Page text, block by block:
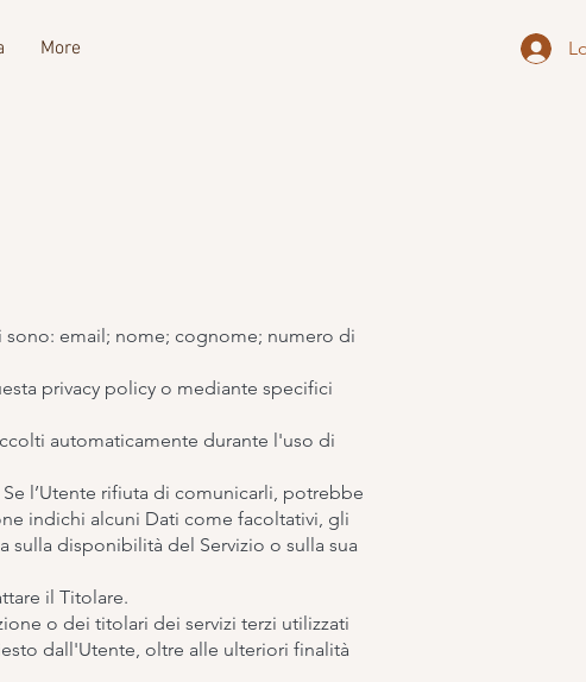
More
email; nome; cognome; numero di
privacy policy o mediante specifici
automaticamente durante l'uso di
l’Utente rifiuta di comunicarli, potrebbe
indichi alcuni Dati come facoltativi, gli
sulla disponibilità del Servizio o sulla sua
il Titolare.
o dei titolari dei servizi terzi utilizzati
dall'Utente, oltre alle ulteriori finalità